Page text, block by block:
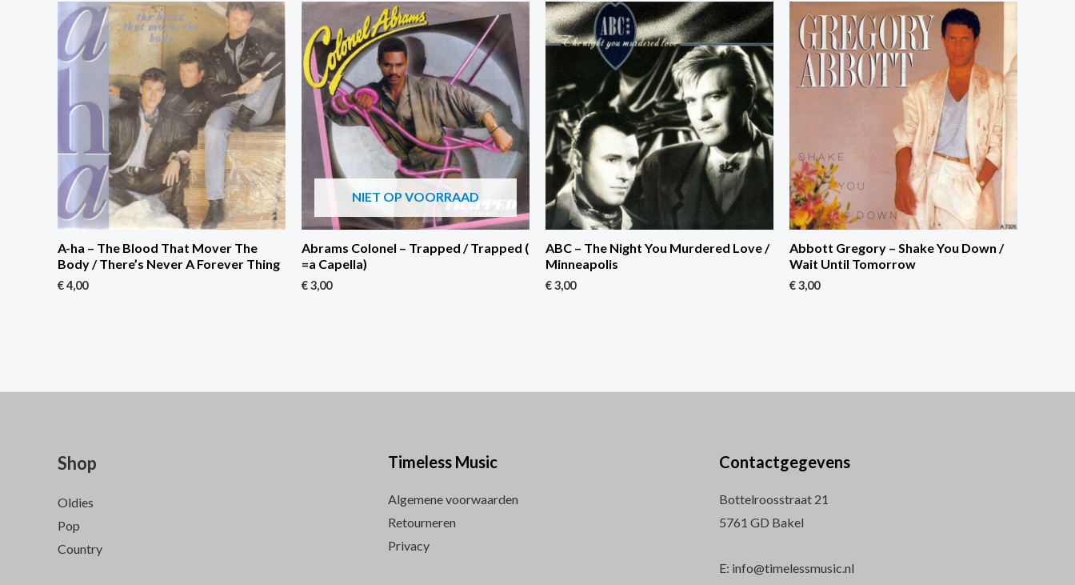
A-ha – The Blood That Mover The
Body / There’s Never A Forever Thing
€4,00
NIET OP VOORRAAD
Abrams Colonel – Trapped / Trapped (
=a Capella)
€3,00
ABC – The Night You Murdered Love /
Minneapolis
€3,00
Abbott Gregory – Shake You Down /
Wait Until Tomorrow
€3,00
Shop
Oldies
Pop
Country
Timeless Music
Algemene voorwaarden
Retourneren
Privacy
Contactgegevens
Bottelroosstraat 21
5761 GD Bakel
E: info@timelessmusic.nl